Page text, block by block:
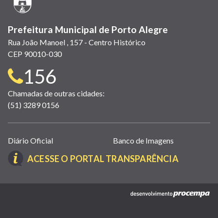
Prefeitura Municipal de Porto Alegre
Rua João Manoel , 157 - Centro Histórico
CEP 90010-030
Telefone
para
contato:
156
Chamadas de outras cidades:
(51) 3289 0156
Links
úteis
(abrem
nova
Diário Oficial Banco de Imagens
ACESSE O PORTAL TRANSPARÊNCIA(LINK
EM
NOVA